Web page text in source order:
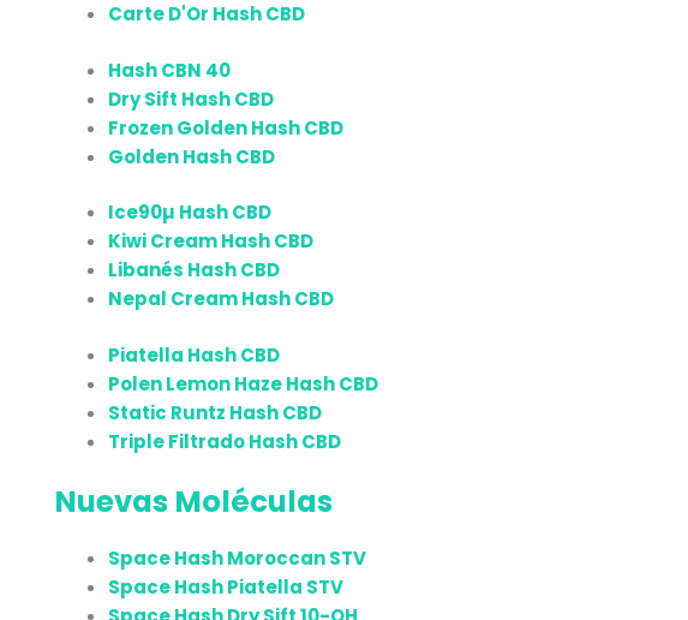
Carte D'Or Hash CBD
Hash CBN 40
Dry Sift Hash CBD
Frozen Golden Hash CBD
Golden Hash CBD
Ice90µ Hash CBD
Kiwi Cream Hash CBD
Libanés Hash CBD
Nepal Cream Hash CBD
Piatella Hash CBD
Polen Lemon Haze Hash CBD
Static Runtz Hash CBD
Triple Filtrado Hash CBD
Nuevas Moléculas
Space Hash Moroccan STV
Space Hash Piatella STV